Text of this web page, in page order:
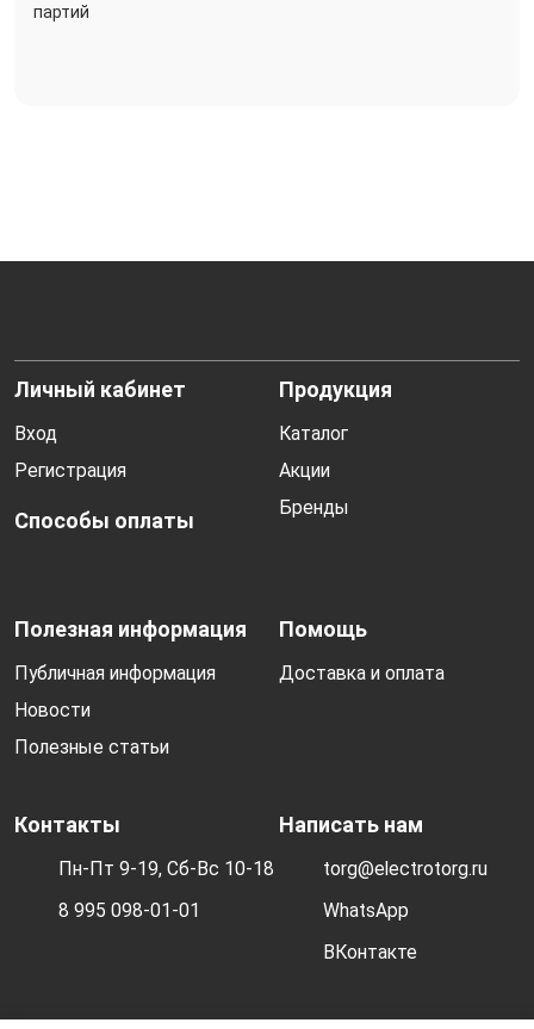
партий
Личный кабинет
Вход
Регистрация
Способы оплаты
Продукция
Каталог
Акции
Бренды
Полезная информация
Публичная информация
Новости
Полезные статьи
Помощь
Доставка и оплата
Контакты
Пн-Пт 9-19, Сб-Вс 10-18
8 995 098-01-01
Написать нам
torg@electrotorg.ru
WhatsApp
ВКонтакте